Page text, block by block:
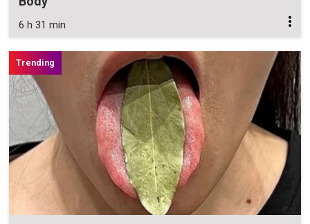
6 h 31 min